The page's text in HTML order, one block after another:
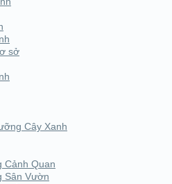
sở
Cây Xanh
Cảnh Quan
Sân Vườn